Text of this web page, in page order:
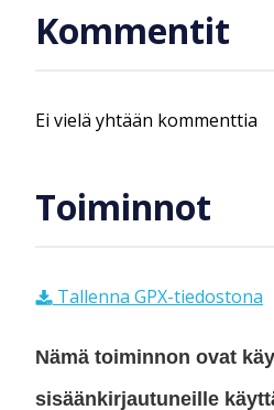
Kommentit
Ei vielä yhtään kommenttia
Toiminnot
Tallenna GPX-tiedostona
Nämä toiminnon ovat
sisäänkirjautuneille